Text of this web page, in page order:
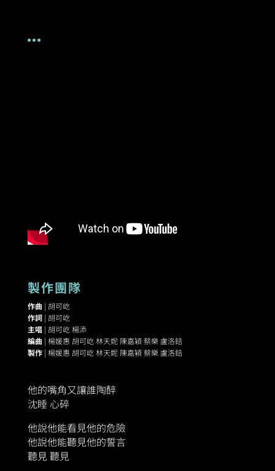
製作團隊
作曲 | 胡可屹
作詞| 胡可屹
主唱| 胡可屹 楊添
編曲 | 楊媛惠 胡可屹 林天妮 陳嘉穎 蔡樂 盧洛錇
製作| 楊媛惠 胡可屹 林天妮 陳嘉穎 蔡樂 盧洛錇
他的嘴角又讓誰陶醉
沈睡 心碎
他說他能看見他的危險
他說他能聽見他的誓言
聽見 聽見